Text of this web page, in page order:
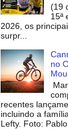
3008,0
%
142,2%
(19
15ª
2026, os
surpr...
no
recentes
incluindo a
Lefty. Foto: Pablo